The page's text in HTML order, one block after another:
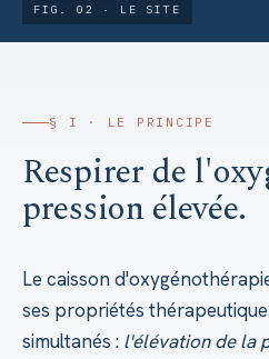
FIG. 02 · LE SITE
§ I · LE PRINCIPE
Respirer de
pression élevée.
Le caisson
ses propriétés
simultanés : l'élévation de la